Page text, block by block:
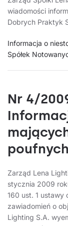
wiadomości
Dobrych Praktyk
Informacja o
Spółek
Nr 4/
Zarząd Lena
stycznia 2009
160 ust. 1 ustawy
zawiadomień o
Lighting S.A.